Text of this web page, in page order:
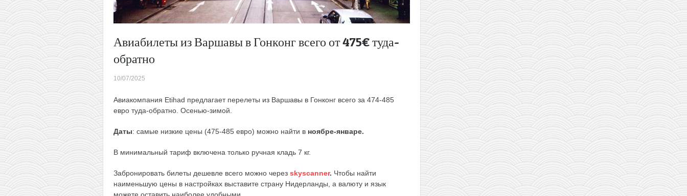
Авиабилеты из Варшавы в Гонконг всего от 475€ туда-
обратно
10/07/2025
Авиакомпания Etihad предлагает перелеты из Варшавы в Гонконг всего за 474-485
евро туда-обратно. Осенью-зимой.
Даты: самые низкие цены (475-485 евро) можно найти в ноябре-январе.
В минимальный тариф включена только ручная кладь 7 кг.
Забронировать билеты дешевле всего можно через skyscanner. Чтобы найти
наименьшую цены в настройках выставите страну Нидерланды, а валюту и язык
можете оставить наиболее удобными.